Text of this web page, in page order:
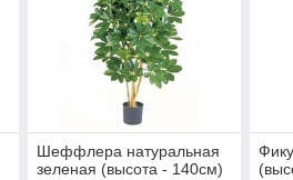
Шеффлера натуральная
зеленая (высота - 140см)